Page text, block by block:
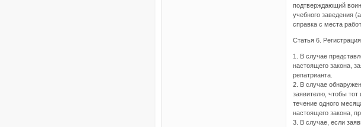
подтверждающий
учебного заведения
справка с места
Статья 6.
1. В случае
настоящего закона,
репатрианта.
2. В случае
заявителю, чтобы тот
течение одного
настоящего закона,
3. В случае, если